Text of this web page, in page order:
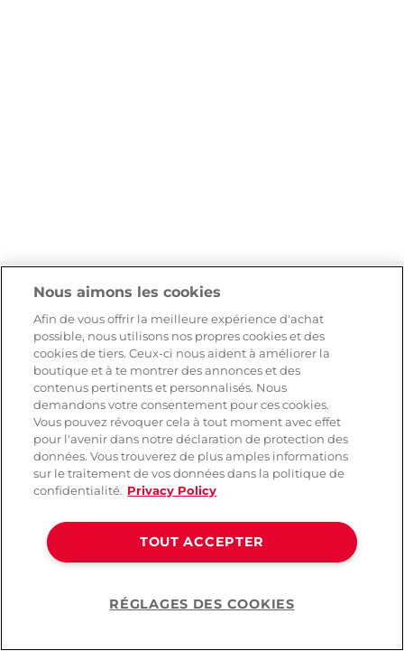
Nous aimons les cookies
Afin de vous offrir la meilleure expérience d'achat
possible, nous utilisons nos propres cookies et des
cookies de tiers. Ceux-ci nous aident à améliorer la
boutique et à te montrer des annonces et des
contenus pertinents et personnalisés. Nous
demandons votre consentement pour ces cookies.
Vous pouvez révoquer cela à tout moment avec effet
pour l'avenir dans notre déclaration de protection des
données. Vous trouverez de plus amples informations
sur le traitement de vos données dans la politique de
confidentialité. Privacy Policy
TOUT ACCEPTER
RÉGLAGES DES COOKIES